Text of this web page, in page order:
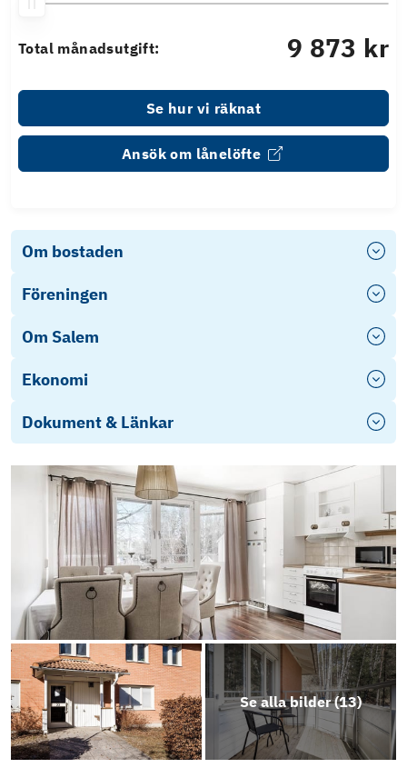
Total månadsutgift: 9 873 kr
Se hur vi räknat
Ansök om lånelöfte
Om bostaden
Föreningen
Om Salem
Ekonomi
Dokument & Länkar
Stadgar
Årsredovisning 2024
Revisionsberättelse
Objektsbeskrivning
Se alla bilder (13)